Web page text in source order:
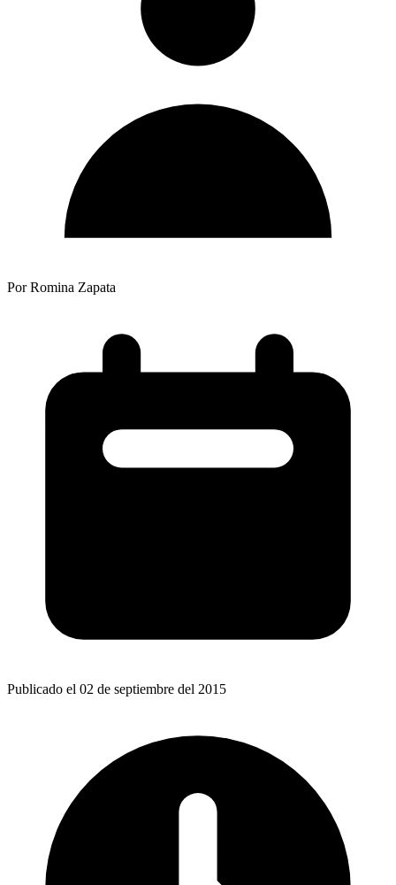
Por Romina Zapata
Publicado el 02 de septiembre del 2015